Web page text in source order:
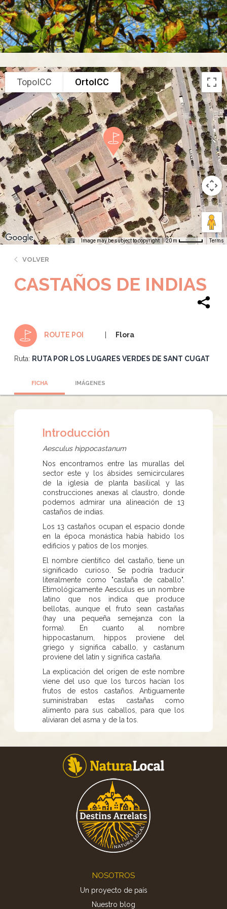
TopoICC OrtoICC
Image may be subject to copyright 20 m Terms
VOLVER
CASTAÑOS DE INDIAS
ROUTE POI Flora
Ruta: RUTA POR LOS LUGARES VERDES DE SANT CUGAT
FICHA IMÁGENES
Introducción
Aesculus hippocastanum
Nos encontramos entre las murallas del
sector este y los ábsides semicirculares
de la iglesia de planta basilical y las
construcciones anexas al claustro, donde
podemos admirar una alineación de 13
castaños de indias.
Los 13 castaños ocupan el espacio donde
en la época monástica había habido los
edificios y patios de los monjes.
El nombre científico del castaño, tiene un
significado curioso. Se podría traducir
literalmente como "castaña de caballo".
Etimológicamente Aesculus es un nombre
latino que nos indica que produce
bellotas, aunque el fruto sean castañas
(hay una pequeña semejanza con la
forma). En cuanto al nombre
hippocastanum, hippos proviene del
griego y significa caballo, y castanum
proviene del latín y significa castaña.
La explicación del origen de este nombre
viene del uso que los turcos hacían los
frutos de estos castaños. Antiguamente
suministraban estas castañas como
alimento para sus caballos, para que los
aliviaran del asma y de la tos.
NOSOTROS
Un proyecto de país
Nuestro blog